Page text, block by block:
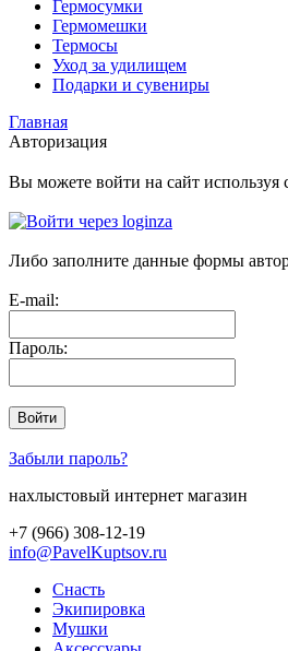
Гермосумки
Гермомешки
Термосы
Уход за удилищем
Подарки и сувениры
Главная
Авторизация
Вы можете войти на сайт используя
Либо заполните данные формы
E-mail:
Пароль:
Забыли пароль?
нахлыстовый интернет магазин
+7 (966) 308-12-19
info@PavelKuptsov.ru
Снасть
Экипировка
Мушки